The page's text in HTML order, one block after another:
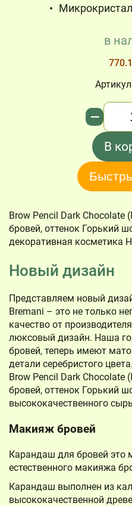
в
Количество
—
В
Brow Pencil Dark
бровей, оттенок Горький
декоративная косметика
Новый дизайн
Представляем новый
Bremani – это не только
качество от
люксовый дизайн. Наша
бровей, теперь имеют
детали серебристого цвета.
Brow Pencil Dark
бровей, оттенок Горький
высококачественного
Макияж бровей
Карандаш для бровей это
естественного макияжа
Карандаш выполнен из
высококачественной